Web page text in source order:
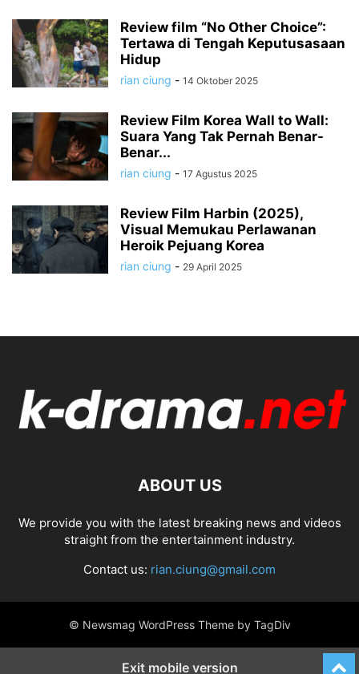
Review film “No Other Choice”:
Tertawa di Tengah Keputusasaan
Hidup
rian ciung - 14 Oktober 2025
Review Film Korea Wall to Wall:
Suara Yang Tak Pernah Benar-
Benar...
rian ciung - 17 Agustus 2025
Review Film Harbin (2025),
Visual Memukau Perlawanan
Heroik Pejuang Korea
rian ciung - 29 April 2025
ABOUT US
We provide you with the latest breaking news and videos
straight from the entertainment industry.
Contact us: rian.ciung@gmail.com
© Newsmag WordPress Theme by TagDiv
Exit mobile version